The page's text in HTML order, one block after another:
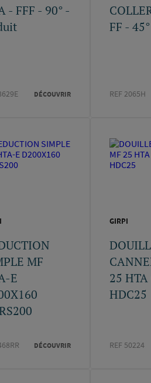
- FFF - 90° -
DÉCOUVRIR
FF - 45°
REF 2065H
MF
E
DÉCOUVRIR
GIRPI
25
HDC25
REF 50224